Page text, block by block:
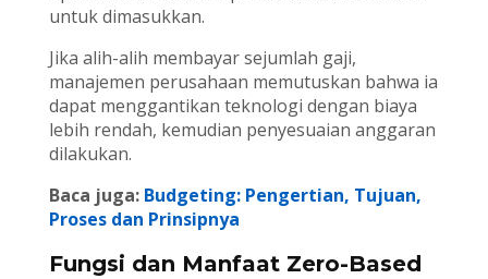
untuk dimasukkan.
Jika alih-alih membayar sejumlah gaji,
manajemen perusahaan memutuskan bahwa ia
dapat menggantikan teknologi dengan biaya
lebih rendah, kemudian penyesuaian anggaran
dilakukan.
Baca juga: Budgeting: Pengertian, Tujuan,
Proses dan Prinsipnya
Fungsi dan Manfaat Zero-Based